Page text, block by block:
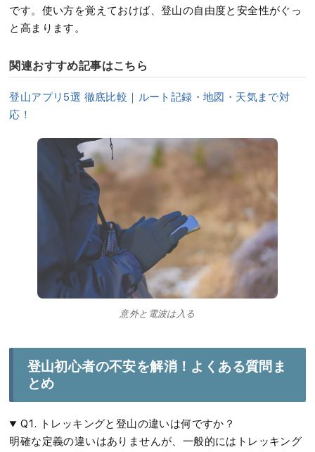
です。使い方を覚えておけば、登山の自由度と安全性がぐっ
と高まります。
関連おすすめ記事はこちら
登山アプリ5選 徹底比較｜ルート記録・地図・天気まで対
応！
意外と電波は入る
登山初心者の不安を解消！よくある質問ま
とめ
Q1. トレッキングと登山の違いは何ですか？
明確な定義の違いはありませんが、一般的にはトレッキング